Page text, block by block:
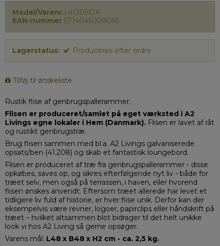
Model/Varenr.: 41208DA
EAN-nummer 5714045009045
Lagerstatus: Produceres efter ordre
Tilføj til ønskeliste
Rustik flise af genbrugspallerammer.
Flisen er produceret/samlet på eget værksted i A2
Livings egne lokaler i Hem (Danmark). Flisen er lavet af råt
og rustikt genbrugstræ.
Brug flisen sammen med bl.a. A2 Livings galvaniserede
opsats/ben (41.208) og skab et fantastisk loungebord.
Flisen er produceret af træ fra genbrugspallerammer - disse
opkøbes, saves op, og sikres efterfølgende nyt liv - både for
træet selv, men også på terrassen, i haven, eller hvorend
flisen ønskes anvendt. Eftersom træet allerede har levet et
tidligere liv fuld af historie, er hver flise unik. Derfor kan der
eksempelvis være revner, logoer, papirclips eller håndskrift på
træet – hvilket altsammen blot bidrager til det helt unikke
look vi hos A2 Living så gerne opsøger.
Varens mål: L48 x B48 x H2 cm - ca. 2,5 kg.